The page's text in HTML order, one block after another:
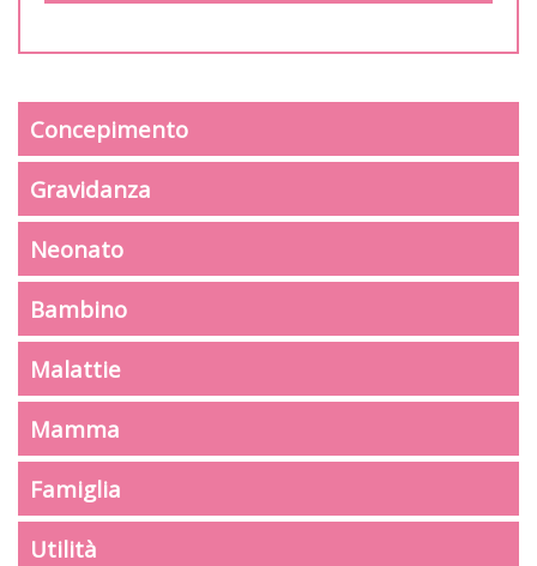
Concepimento
Gravidanza
Neonato
Bambino
Malattie
Mamma
Famiglia
Utilità